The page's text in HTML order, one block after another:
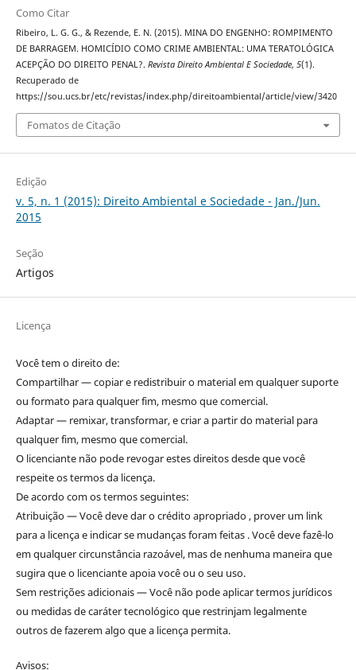
Como Citar
Ribeiro, L. G. G., & Rezende, E. N. (2015). MINA DO ENGENHO: ROMPIMENTO
DE BARRAGEM. HOMICÍDIO COMO CRIME AMBIENTAL: UMA TERATOLÓGICA
ACEPÇÃO DO DIREITO PENAL?. Revista Direito Ambiental E Sociedade, 5(1).
Recuperado de
https://sou.ucs.br/etc/revistas/index.php/direitoambiental/article/view/3420
Fomatos de Citação
Edição
v. 5, n. 1 (2015): Direito Ambiental e Sociedade - Jan./Jun.
2015
Seção
Artigos
Licença
Você tem o direito de:
Compartilhar — copiar e redistribuir o material em qualquer suporte
ou formato para qualquer fim, mesmo que comercial.
Adaptar — remixar, transformar, e criar a partir do material para
qualquer fim, mesmo que comercial.
O licenciante não pode revogar estes direitos desde que você
respeite os termos da licença.
De acordo com os termos seguintes:
Atribuição — Você deve dar o crédito apropriado , prover um link
para a licença e indicar se mudanças foram feitas . Você deve fazê-lo
em qualquer circunstância razoável, mas de nenhuma maneira que
sugira que o licenciante apoia você ou o seu uso.
Sem restrições adicionais — Você não pode aplicar termos jurídicos
ou medidas de caráter tecnológico que restrinjam legalmente
outros de fazerem algo que a licença permita.
Avisos: